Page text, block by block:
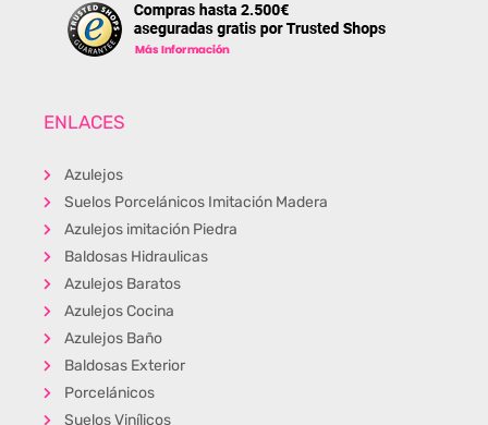
ENLACES
Azulejos
Suelos Porcelánicos Imitación Madera
Azulejos imitación Piedra
Baldosas Hidraulicas
Azulejos Baratos
Azulejos Cocina
Azulejos Baño
Baldosas Exterior
Porcelánicos
Suelos Vinílicos